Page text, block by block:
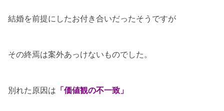
結婚を前提にしたお付き合いだったそうですが
その終焉は案外あっけないものでした。
別れた原因は 「価値観の不一致」